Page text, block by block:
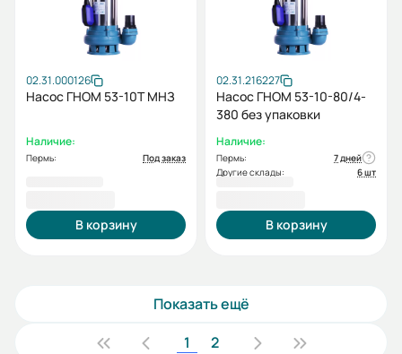
02.31.000126
Насос ГНОМ 53-10Т МНЗ
Наличие:
Пермь: Под заказ
В корзину
02.31.216227
Насос ГНОМ 53-10-80/4-
380 без упаковки
Наличие:
Пермь:
7 дней
Другие склады:
6 шт
В корзину
Показать ещё
1
2